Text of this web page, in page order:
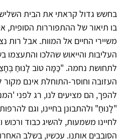
בחשש גדול קראתי את הבית
בו תיאור של ההתפוררות הסופית,
משיירי החיים אל המוות. אבל רות
העליבות והייאוש שהלכו והתעצמו
לתחושת נחמה. "כַּמָּה טוֹב לָנוּחַ
העזובה וחוסר-התוחלת אינם מקור
להפך, הם מציעים לנו, רג לפני
"לָנוּחַ" ולהתבונן בחיינו, וגם
לחיינו משמעות, להשיג כבוד
הסובבים אותנו. עכשיו, בשלב